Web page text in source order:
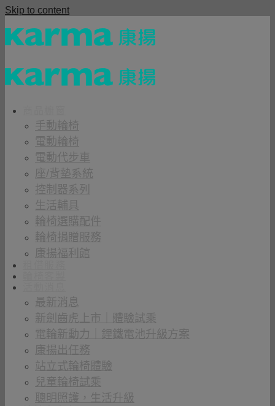
Skip to content
手動輪椅
電動輪椅
電動代步車
座/背墊系統
控制器系列
生活輔具
輪椅選購配件
輪椅捐贈服務
康揚福利館
最新消息
新劍齒虎上市｜體驗試乘
電輪新動力｜鋰鐵電池升級方案
康揚出任務
站立式輪椅體驗
兒童輪椅試乘
聰明照護，生活升級